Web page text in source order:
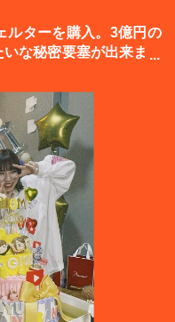
ルターを購入。3億円の
な秘密要塞が出来まし